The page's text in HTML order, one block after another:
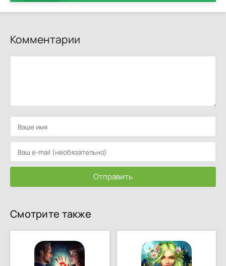
Комментарии
Отправить
Смотрите также